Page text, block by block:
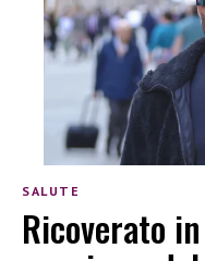
SALUTE
Ricoverato